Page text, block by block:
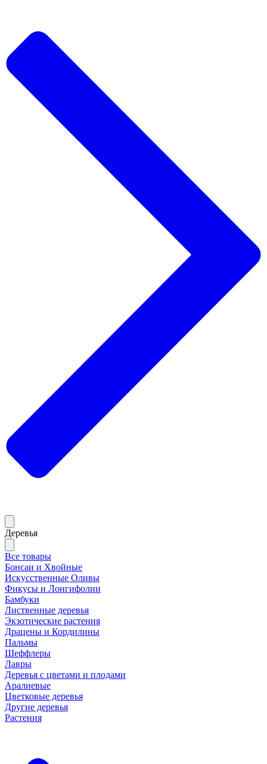
Деревья
Все товары
Бонсаи и Хвойные
Искусственные Оливы
Фикусы и Лонгифолии
Бамбуки
Лиственные деревья
Экзотические растения
Драцены и Кордилины
Пальмы
Шеффлеры
Лавры
Деревья с цветами и плодами
Аралиевые
Цветковые деревья
Другие деревья
Растения